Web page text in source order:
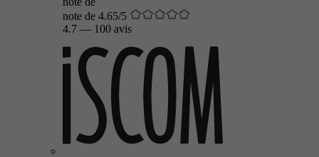
note de 4.65/5
4.7 — 100 avis